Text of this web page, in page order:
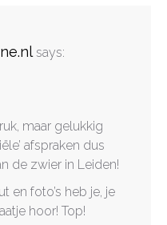
says:
maar gelukkig
afspraken dus
de zwier in Leiden!
en foto’s heb je, je
hoor! Top!